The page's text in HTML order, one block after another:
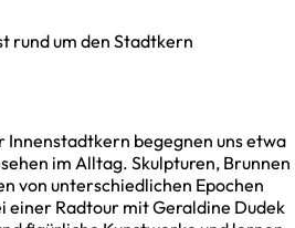
rund um den Stadtkern
Innenstadtkern begegnen uns etwa
im Alltag. Skulpturen, Brunnen
von unterschiedlichen Epochen
einer Radtour mit Geraldine Dudek